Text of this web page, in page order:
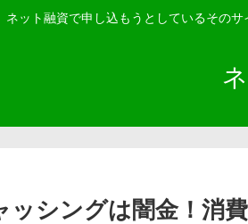
ネット融資で申し込もうとしているその
ッシングは闇金！消